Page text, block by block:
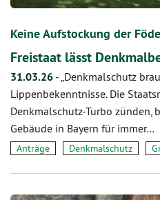
Keine Aufstockung der
Freistaat lässt
31.03.26 - „Denkmalschutz
Lippenbekenntnisse. Die
Denkmalschutz-Turbo zünden,
Gebäude in Bayern für immer…
Anträge Denkmalschutz